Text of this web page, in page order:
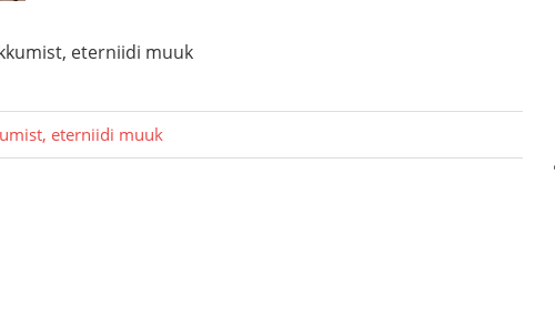
eterniidi muuk
eterniidi muuk